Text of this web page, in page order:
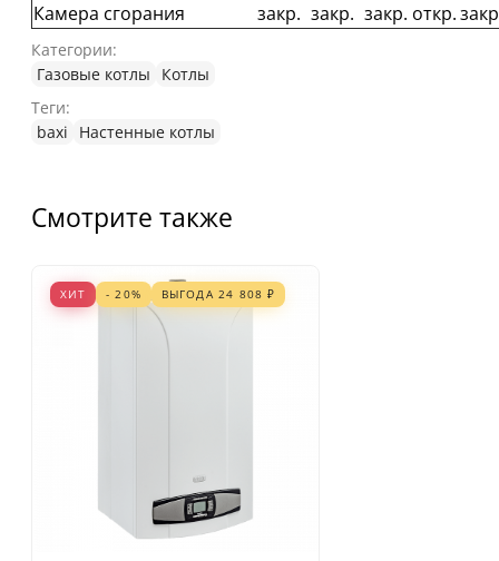
Камера сгорания закр. закр. закр. откр.
Категории:
Газовые котлы
Котлы
Теги:
baxi
Настенные котлы
Смотрите также
ХИТ - 20% ВЫГОДА 24 808 ₽